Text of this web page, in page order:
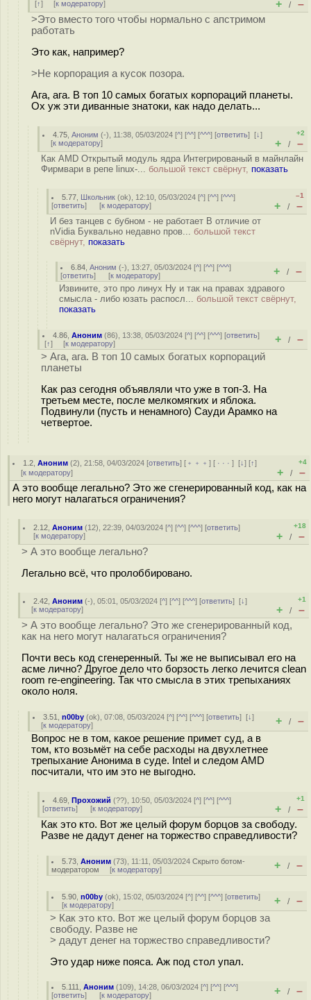
[↑] [к модератору] + / –
>Это вместо того чтобы нормально с апстримом
работать
Это как, например?
>Не корпорация а кусок позора.
Ага, ага. В топ 10 самых богатых корпораций планеты.
Ох уж эти диванные знатоки, как надо делать...
4.75 ,Аноним (-), 11:38, 05/03/2024 [^] [^^] [^^^] [ответить][↓]
[к модератору]
+2
+ / –
Как AMD Открытый модуль ядра Интегрированый в майнлайн
Фирмвари в репе linux-... большой текст свёрнут, показать
5.77 Школьник (ok), 12:10, 05/03/2024 [^] [^^] [^^^]
[ответить] [к модератору]
–1
+ / –
И без танцев с бубном - не работает В отличие от
nVidia Буквально недавно пров... большой текст
свёрнут, показать
6.84 ,Аноним (-), 13:27, 05/03/2024 [^] [^^] [^^^]
[ответить] [к модератору] + / –
Извините, это про линух Ну и так на правах здравого
смысла - либо юзать распосл... большой текст свёрнут,
показать
4.86 ,Аноним (86), 13:38, 05/03/2024 [^] [^^] [^^^] [ответить]
[↑] [к модератору] + / –
> Ага, ага. В топ 10 самых богатых корпораций
планеты
Как раз сегодня объявляли что уже в топ-3. На
третьем месте, после мелкомягких и яблока.
Подвинули (пусть и ненамного) Сауди Арамко на
четвертое.
1.2 ,Аноним (2), 21:58, 04/03/2024 [ответить] [ ﹢﹢﹢] [ · · ·][↓] [↑]
[к модератору]
+4
+ / –
А это вообще легально? Это же сгенерированный код, как на
него могут налагаться ограничения?
2.12 ,Аноним (12), 22:39, 04/03/2024 [^] [^^] [^^^] [ответить]
[к модератору]
+18
+ / –
> А это вообще легально?
Легально всё, что пролоббировано.
2.42 ,Аноним (-), 05:01, 05/03/2024 [^] [^^] [^^^] [ответить][↓]
[к модератору]
+1
+ / –
> А это вообще легально? Это же сгенерированный код,
как на него могут налагаться ограничения?
Почти весь код сгенеренный. Ты же не выписывал его на
асме лично? Другое дело что борзость легко лечится clean
room re-engineering. Так что смысла в этих трепыханиях
около ноля.
3.51 ,n00by (ok), 07:08, 05/03/2024 [^] [^^] [^^^] [ответить][↓]
[к модератору] + / –
Вопрос не в том, какое решение примет суд, а в
том, кто возьмёт на себе расходы на двухлетнее
трепыхание Анонима в суде. Intel и следом AMD
посчитали, что им это не выгодно.
4.69 ,Прохожий (??), 10:50, 05/03/2024 [^] [^^] [^^^]
[ответить] [к модератору]
+1
+ / –
Как это кто. Вот же целый форум борцов за свободу.
Разве не дадут денег на торжество справедливости?
5.73 ,Аноним (73), 11:11, 05/03/2024Скрыто ботом-
модератором [к модератору] + / –
5.90 ,n00by (ok), 15:02, 05/03/2024 [^] [^^] [^^^] [ответить]
[к модератору] + / –
> Как это кто. Вот же целый форум борцов за
свободу. Разве не
> дадут денег на торжество справедливости?
Это удар ниже пояса. Аж под стол упал.
5.111 ,Аноним (109), 14:28, 06/03/2024 [^] [^^] [^^^]
[ответить] [к модератору] + / –